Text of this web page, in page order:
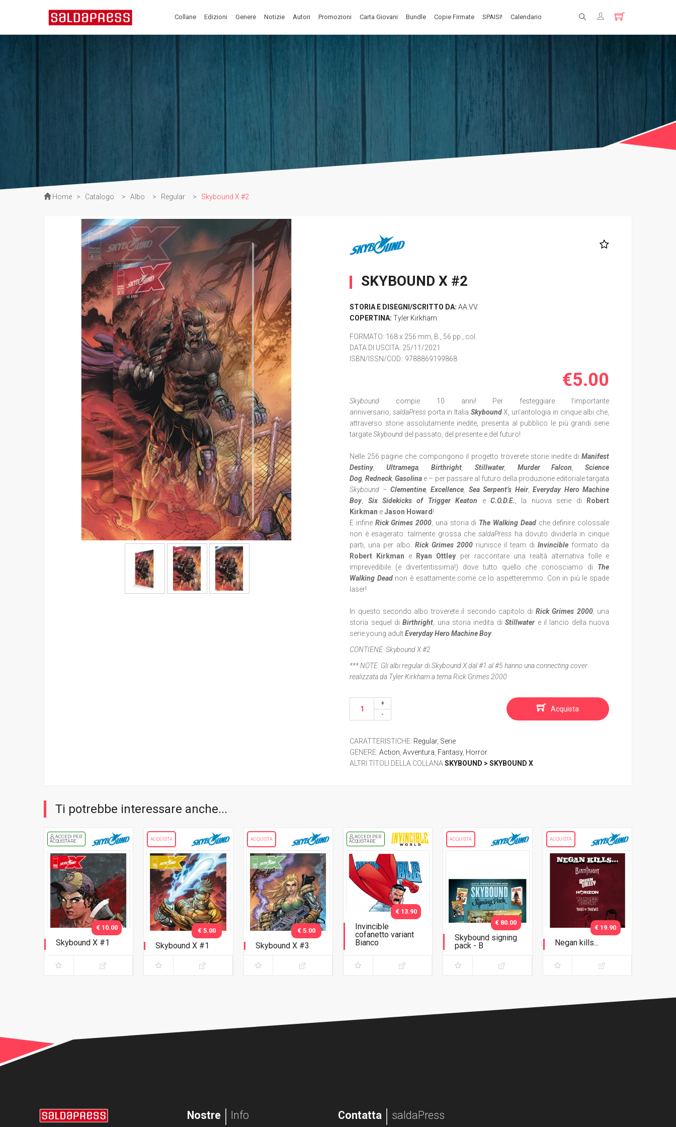
Collane Edizioni Genere Notizie Autori Promozioni Carta Giovani Bundle Copie Firmate SPAISI! Calendario
Home > Catalogo > Albo > Regular > Skybound X #2
SKYBOUND X #2
STORIA E DISEGNI/SCRITTO DA: AA.VV.
COPERTINA: Tyler Kirkham
FORMATO: 168 x 256 mm, B., 56 pp., col.
DATA DI USCITA: 25/11/2021
ISBN/ISSN/COD.: 9788869199868
€5.00
Skybound compie 10 anni! Per festeggiare l’importante
anniversario, saldaPressporta in Italia Skybound X, un’antologia in cinque albi che,
attraverso storie assolutamente inedite, presenta al pubblico le più grandi serie
targateSkybound del passato, del presente e del futuro!
Nelle 256 pagine che compongono il progetto troverete storie inedite di Manifest
Destiny, Ultramega, Birthright Stillwater, Murder Falcon
Science
Dog Redneck, Gasolina e – per passare al futuro della produzione editoriale targata
Skybound –Clementine Excellence Sea Serpent’s Heir,Everyday Hero Machine
Boy, Six Sidekicks of Trigger Keaton e C.O.D.E. , la nuova serie di
Robert
Kirkman eJason Howard !
E infine Rick Grimes 2000 , una storia di The Walking Deadche definire colossale
non è esagerato: talmente grossa che saldaPressha dovuto dividerla in cinque
parti, una per albo.Rick Grimes 2000 riunisce il team diInvincible formato da
Robert Kirkman e Ryan Ottley per raccontare una realtà alternativa folle e
imprevedibile (e divertentissima!) dove tutto quello che conosciamo di The
Walking Deadnon è esattamente come ce lo aspetteremmo. Con in più le spade
laser!
In questo secondo albo troverete il secondo capitolo di Rick Grimes 2000, una
storia sequel diBirthright , una storia inedita diStillwatere il lancio della nuova
serie young adultEveryday Hero MachineBoy.
CONTIENE:Skybound X #2
*** NOTE: Gli albi regular di Skybound X dal #1 al #5 hanno una connecting cover
realizzata da Tyler Kirkham a tema Rick Grimes 2000
Acquista
CARATTERISTICHE: Regular, Serie
GENERE:Action ,Avventura Fantasy, Horror
ALTRI TITOLI DELLA COLLANASKYBOUND > SKYBOUND X
Ti potrebbe interessare anche...
ACCEDI PER
ACQUISTARE
Skybound X #1
€ 10.00
ACQUISTA
Skybound X #1
€ 5.00
ACQUISTA
Skybound X #3
€ 5.00
ACCEDI PER
ACQUISTARE
Invincible
cofanetto variant
Bianco
con variant
€ 13.90
ACQUISTA
Skybound signing
pack - B
€ 80.00
ACQUISTA
Negan kills...
€ 19.90
Nostre Info Contatta saldaPress